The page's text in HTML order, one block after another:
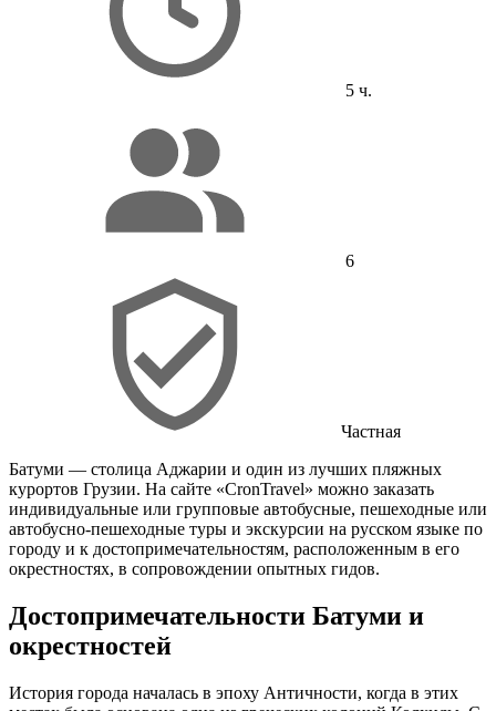
5 ч.
6
Частная
Батуми — столица Аджарии и один из лучших пляжных
курортов Грузии. На сайте «CronTravel» можно заказать
индивидуальные или групповые автобусные, пешеходные или
автобусно-пешеходные туры и экскурсии на русском языке по
городу и к достопримечательностям, расположенным в его
окрестностях, в сопровождении опытных гидов.
Достопримечательности Батуми и
окрестностей
История города началась в эпоху Античности, когда в этих